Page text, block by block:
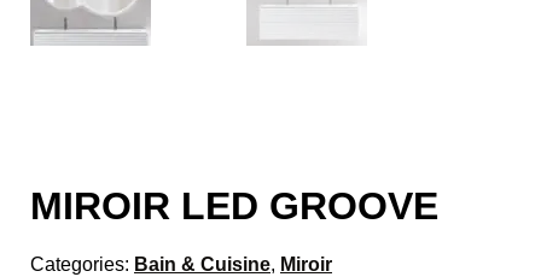
MIROIR LED GROOVE
Categories: Bain & Cuisine, Miroir